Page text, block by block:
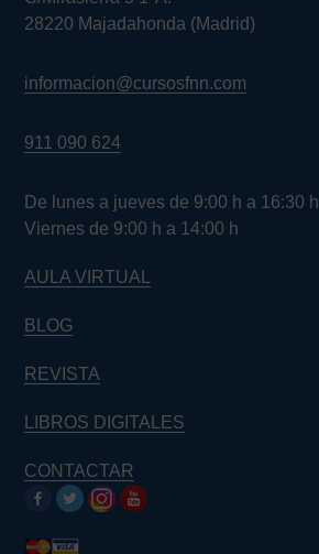
28220 Majadahonda (Madrid)
informacion@cursosfnn.com
911 090 624
De lunes a jueves de 9:00 h a 16:30 h
Viernes de 9:00 h a 14:00 h
AULA VIRTUAL
BLOG
REVISTA
LIBROS DIGITALES
CONTACTAR